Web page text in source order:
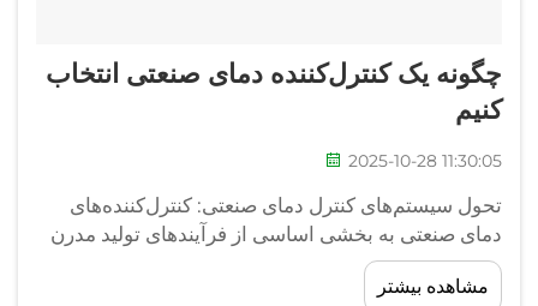
چگونه یک کنترل‌کننده دمای صنعتی انتخاب
کنیم
2025-10-28 11:30:05
تحول سیستم‌های کنترل دمای صنعتی: کنترل‌کننده‌های
دمای صنعتی به بخشی اساسی از فرآیندهای تولید مدرن
تبدیل شده‌اند و مدیریت دقیق حرارتی را در کاربردهای
متنوعی امکان‌پذیر کرده‌اند. از فرآوری مواد غذایی تا
مشاهده بیشتر